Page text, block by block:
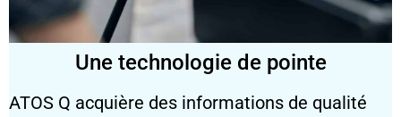
Une technologie de pointe
ATOS Q acquière des informations de qualité